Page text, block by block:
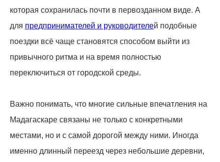
которая сохранилась почти в первозданном виде. А
для предпринимателей и руководителей подобные
поездки всё чаще становятся способом выйти из
привычного ритма и на время полностью
переключиться от городской среды.
Важно понимать, что многие сильные впечатления на
Мадагаскаре связаны не только с конкретными
местами, но и с самой дорогой между ними. Иногда
именно длинный переезд через небольшие деревни,